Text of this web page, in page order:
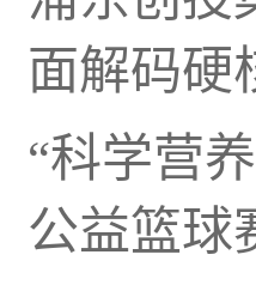
面解码硬
“科学营
公益篮球